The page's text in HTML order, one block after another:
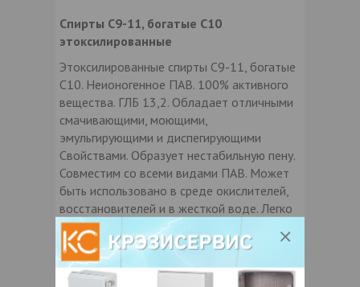
Спирты C9-11, богатые C10
этоксилированные
Этоксилированные спирты C9-11, богатые
C10. Неионогенное ПАВ. 100% активного
вещества. ГЛБ 13,2. Обладает отличными
смачивающими, моющими,
эмульгирующими и диспегирующими
Свойствами. Образует нестабильную пену.
Совместим со всеми видами ПАВ. Может
быть использовано в среде окислителей,
восстановителей и в жесткой воде. Легко
биоразлагаемый. Применяется в средствах
для чистки твердых поверхностей,
профессиональных средствах для чистки
промышленных и общественных объектов,